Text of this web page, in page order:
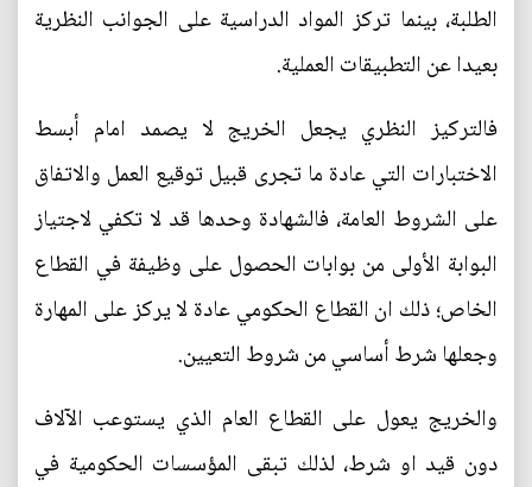
الطلبة، بينما تركز المواد الدراسية على الجوانب النظرية
بعيدا عن التطبيقات العملية.
فالتركيز النظري يجعل الخريج لا يصمد امام أبسط
الاختبارات التي عادة ما تجرى قبيل توقيع العمل والاتفاق
على الشروط العامة، فالشهادة وحدها قد لا تكفي لاجتياز
البوابة الأولى من بوابات الحصول على وظيفة في القطاع
الخاص؛ ذلك ان القطاع الحكومي عادة لا يركز على المهارة
وجعلها شرط أساسي من شروط التعيين.
والخريج يعول على القطاع العام الذي يستوعب الآلاف
دون قيد او شرط، لذلك تبقى المؤسسات الحكومية في